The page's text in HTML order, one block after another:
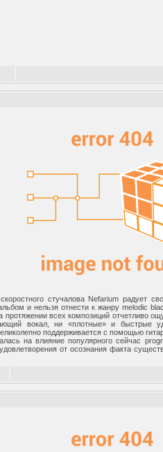
стучалова Nefarium радует
и нельзя отнести к жанру melodic
всех композиций отчетливо
вокал, ни «плотные» и
поддерживается с помощью
на влияние популярного сейчас
от осознания факта